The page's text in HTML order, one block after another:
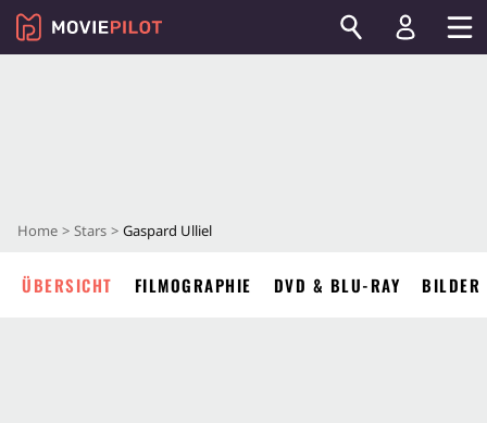
Home Stars Gaspard Ulliel
ÜBERSICHT FILMOGRAPHIE DVD & BLU-RAY BILDER